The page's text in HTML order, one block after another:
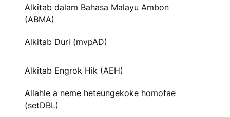
Alkitab dalam Bahasa Malayu Ambon
(ABMA)
Alkitab Duri (mvpAD)
Alkitab Engrok Hik (AEH)
Allahle a neme heteungekoke homofae
(setDBL)